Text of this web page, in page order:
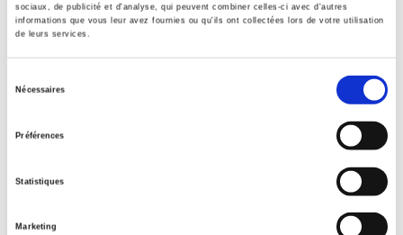
sociaux, de publicité et d'analyse, qui peuvent combiner celles-ci avec d'autres
informations que vous leur avez fournies ou qu'ils ont collectées lors de votre utilisation
de leurs services.
Nécessaires
Préférences
Statistiques
Marketing
Publisher
Presses de Sciences Po
Author